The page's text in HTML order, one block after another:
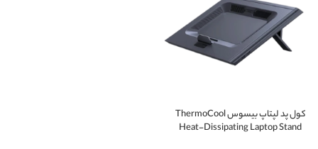
کول پد لپتاپ بیسوس ThermoCool
Heat-Dissipating Laptop Stand